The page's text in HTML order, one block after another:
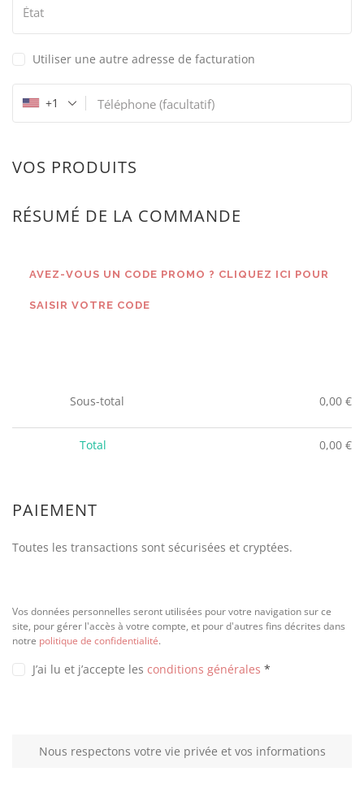
État
Utiliser une autre adresse de facturation
Téléphone (facultatif)
+1
VOS PRODUITS
RÉSUMÉ DE LA COMMANDE
AVEZ-VOUS UN CODE PROMO ? CLIQUEZ ICI POUR
SAISIR VOTRE CODE
Sous-total 0,00 €
Total 0,00 €
PAIEMENT
Toutes les transactions sont sécurisées et cryptées.
Vos données personnelles seront utilisées pour votre navigation sur ce
site, pour gérer l'accès à votre compte, et pour d'autres fins décrites dans
notre politique de confidentialité.
J’ai lu et j’accepte les conditions générales *
Nous respectons votre vie privée et vos informations